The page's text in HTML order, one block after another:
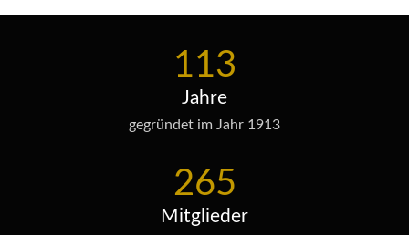
113
Jahre
gegründet im Jahr 1913
265
Mitglieder